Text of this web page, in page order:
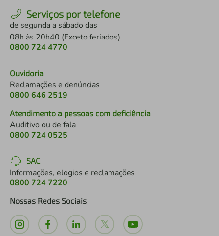
Serviços por telefone
de segunda a sábado das
08h às 20h40 (Exceto feriados)
0800 724 4770
Ouvidoria
Reclamações e denúncias
0800 646 2519
Atendimento a pessoas com deficiência
Auditivo ou de fala
0800 724 0525
SAC
Informações, elogios e reclamações
0800 724 7220
Nossas Redes Sociais